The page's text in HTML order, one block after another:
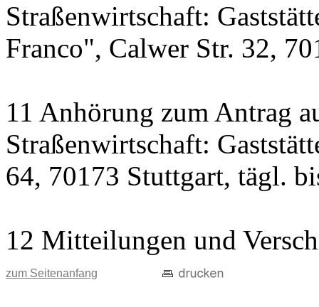
Straßenwirtschaft:
Franco", Calwer Str. 32,
11 Anhörung zum Antrag
Straßenwirtschaft:
64, 70173 Stuttgart, tägl.
12 Mitteilungen und
zum Seitenanfang